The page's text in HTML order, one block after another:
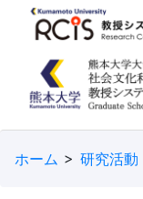
ホーム
研究活動